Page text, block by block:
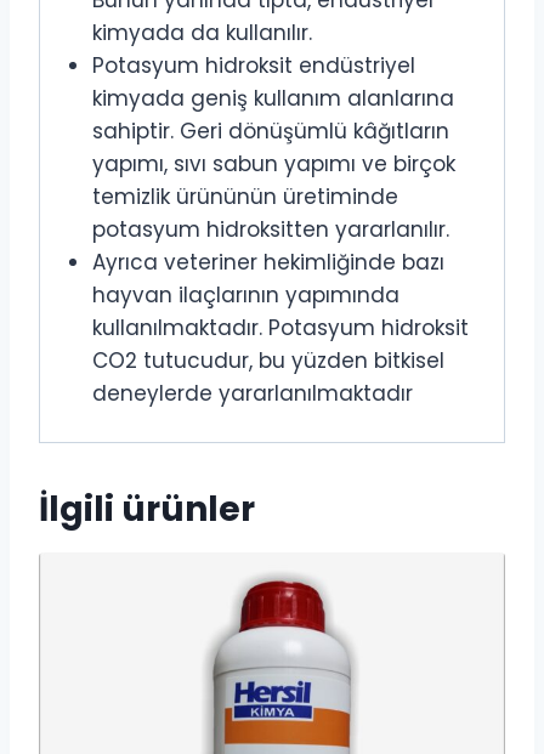
kimyada da kullanılır.
Potasyum hidroksit endüstriyel
kimyada geniş kullanım alanlarına
sahiptir. Geri dönüşümlü kâğıtların
yapımı, sıvı sabun yapımı ve birçok
temizlik ürününün üretiminde
potasyum hidroksitten yararlanılır.
Ayrıca veteriner hekimliğinde bazı
hayvan ilaçlarının yapımında
kullanılmaktadır. Potasyum hidroksit
CO2 tutucudur, bu yüzden bitkisel
deneylerde yararlanılmaktadır
İlgili ürünler